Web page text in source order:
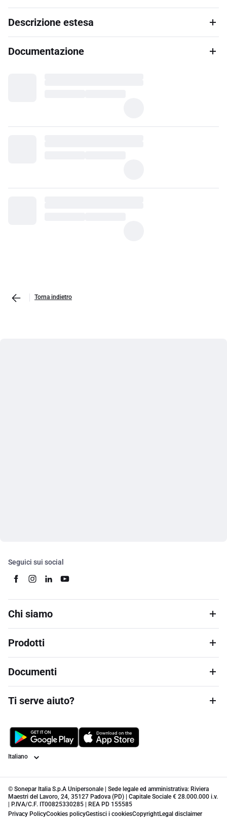
Descrizione estesa
Documentazione
Torna indietro
Seguici sui social
Chi siamo
Prodotti
Documenti
Ti serve aiuto?
Lingua
© Sonepar Italia S.p.A Unipersonale | Sede legale ed amministrativa: Riviera
Maestri del Lavoro, 24, 35127 Padova (PD) | Capitale Sociale € 28.000.000 i.v.
| P.IVA/C.F. IT00825330285 | REA PD 155585
Privacy PolicyCookies policyGestisci i cookiesCopyrightLegal disclaimer